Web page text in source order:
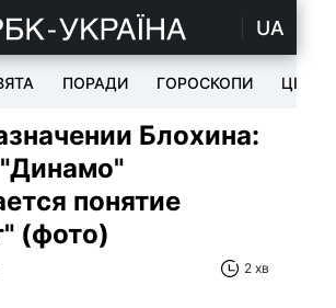
UA
ПОРАДИ ГОРОСКОПИ ЦІКАВЕ
Блохина:
понятие
(фото)
2 хв